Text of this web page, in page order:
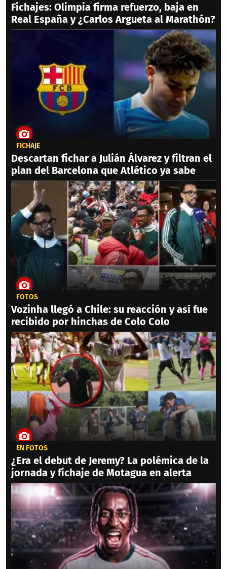
Fichajes: Olimpia firma refuerzo, baja en
Real España y ¿Carlos Argueta al Marathón?
FICHAJE
Descartan fichar a Julián Álvarez y filtran el
plan del Barcelona que Atlético ya sabe
FOTOS
Vozinha llegó a Chile: su reacción y así fue
recibido por hinchas de Colo Colo
EN FOTOS
¿Era el debut de Jeremy? La polémica de la
jornada y fichaje de Motagua en alerta